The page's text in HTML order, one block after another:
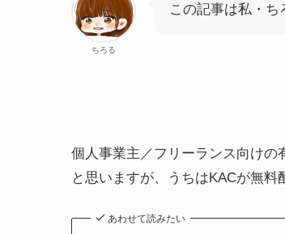
ちろる
この記事は私・ち
個人事業主／フリーランス向けの
と思いますが、うちはKACが無料
あわせて読みたい